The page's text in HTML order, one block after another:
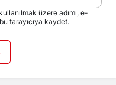
üzere adımı, e-
tarayıcıya kaydet.